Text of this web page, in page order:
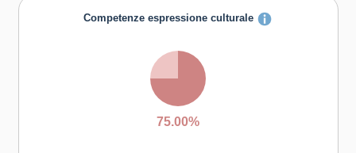
Competenze espressione culturale
75.00%